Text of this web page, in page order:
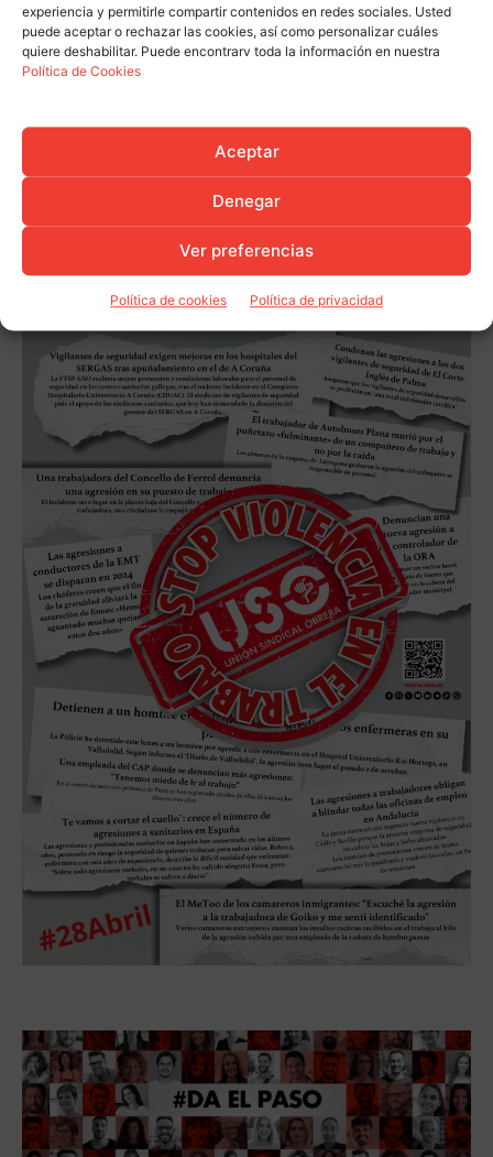
experiencia y permitirle compartir contenidos en redes sociales. Usted
puede aceptar o rechazar las cookies, así como personalizar cuáles
quiere deshabilitar. Puede encontrarv toda la información en nuestra
Política de Cookies
Aceptar
Denegar
Ver preferencias
Política de cookies Política de privacidad